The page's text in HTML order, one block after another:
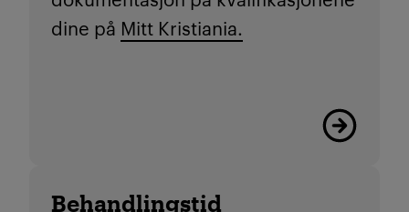
dine på Mitt Kristiania.
Les mer
Behandlingstid